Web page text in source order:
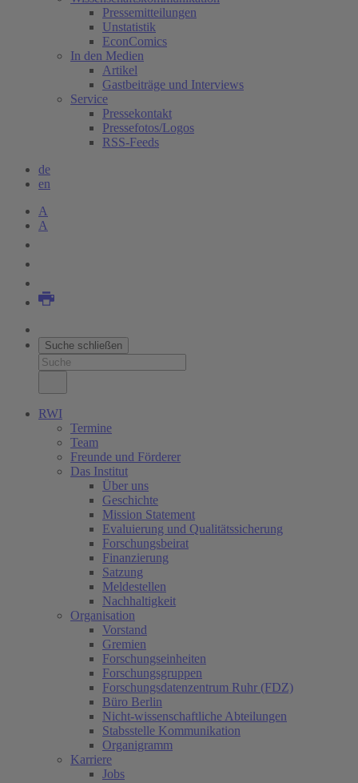
Pressemitteilungen
Unstatistik
EconComics
In den Medien
Artikel
Gastbeiträge und Interviews
Service
Pressekontakt
Pressefotos/Logos
RSS-Feeds
de
en
A
A
Suche schließen
RWI
Termine
Team
Freunde und Förderer
Das Institut
Über uns
Geschichte
Mission Statement
Evaluierung und Qualitätssicherung
Forschungsbeirat
Finanzierung
Satzung
Meldestellen
Nachhaltigkeit
Organisation
Vorstand
Gremien
Forschungseinheiten
Forschungsgruppen
Forschungsdatenzentrum Ruhr (FDZ)
Büro Berlin
Nicht-wissenschaftliche Abteilungen
Stabsstelle Kommunikation
Organigramm
Karriere
Jobs